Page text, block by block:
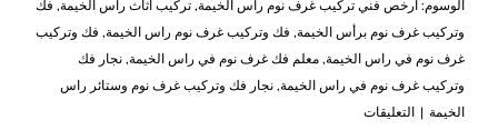
الوسوم: ارخص فني تركيب غرف نوم راس الخيمة, تركيب اثاث راس الخيمة, فك
وتركيب غرف نوم برأس الخيمة, فك وتركيب غرف نوم راس الخيمة, فك وتركيب
غرف نوم في راس الخيمة, معلم فك غرف نوم في راس الخيمة, نجار فك
وتركيب غرف نوم في راس الخيمة, نجار فك وتركيب غرف نوم وستائر راس
الخيمة | التعليقاتعلى